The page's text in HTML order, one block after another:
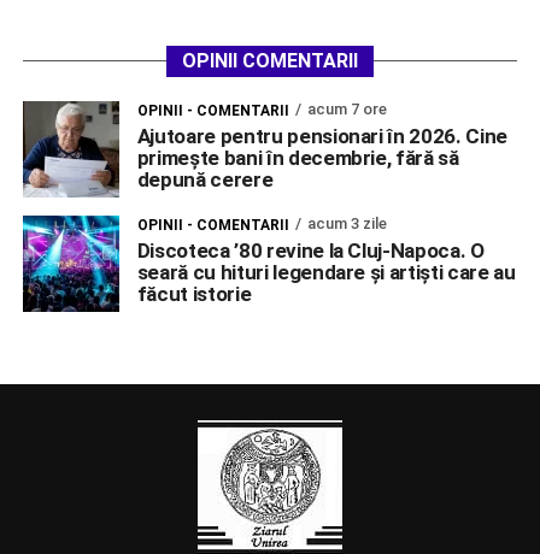
OPINII COMENTARII
OPINII - COMENTARII acum 7 ore
Ajutoare pentru pensionari în 2026. Cine
primește bani în decembrie, fără să
depună cerere
OPINII - COMENTARII acum 3 zile
Discoteca ’80 revine la Cluj-Napoca. O
seară cu hituri legendare și artiști care au
făcut istorie